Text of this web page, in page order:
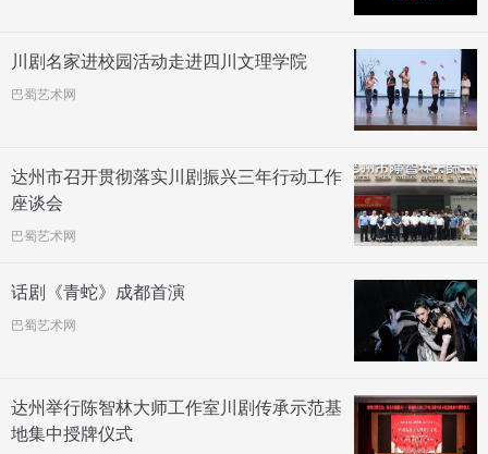
川剧名家进校园活动走进四川文理学院
巴蜀艺术网
达州市召开贯彻落实川剧振兴三年行动工作
座谈会
巴蜀艺术网
话剧《青蛇》成都首演
巴蜀艺术网
达州举行陈智林大师工作室川剧传承示范基
地集中授牌仪式